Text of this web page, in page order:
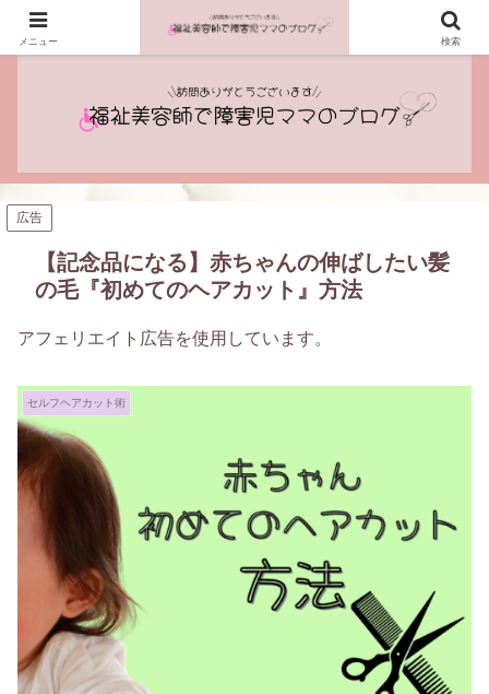
広告
【記念品になる】赤ちゃんの伸ばしたい髪
の毛『初めてのヘアカット』方法
アフェリエイト広告を使用しています。
セルフヘアカット術
メニュー 検索